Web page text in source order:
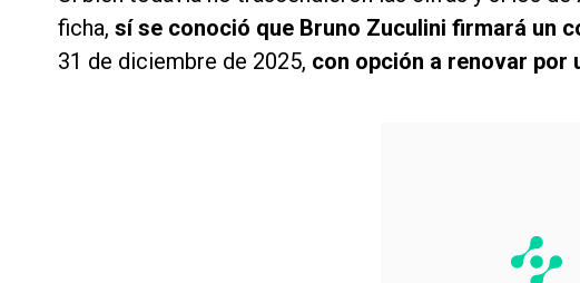
ficha, sí se conoció que Bruno Zuculini firmará un
31 de diciembre de 2025, con opción a renovar por